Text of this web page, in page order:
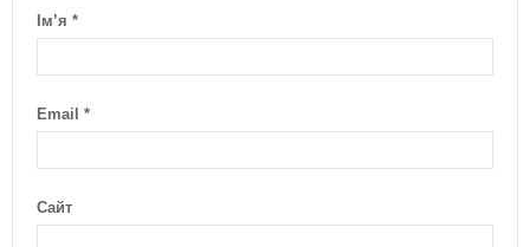
Ім’я *
Email *
Сайт